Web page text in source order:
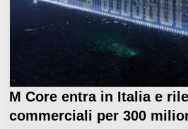
M Core entra in Italia e
commerciali per 300